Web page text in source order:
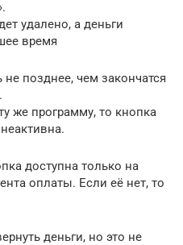
удалено, а деньги
время
позднее, чем закончатся
же программу, то кнопка
доступна только на
оплаты. Если её нет, то
деньги, но это не